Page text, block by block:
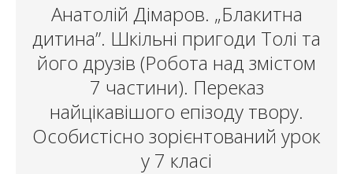
Анатолій Дімаров. „Блакитна
дитина”. Шкільні пригоди Толі та
його друзів (Робота над змістом
7 частини). Переказ
найцікавішого епізоду твору.
Особистісно зорієнтований урок
у 7 класі